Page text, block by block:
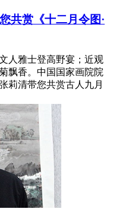
共赏《十二月令图·
人雅士登高野宴；近观
飘香。中国国家画院院
莉清带您共赏古人九月